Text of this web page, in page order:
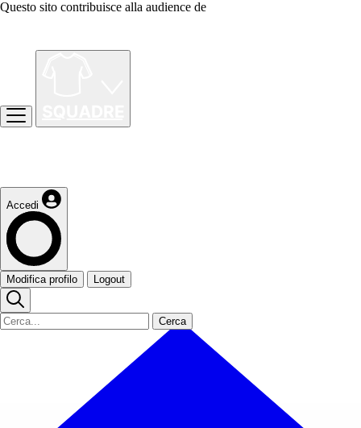
Questo sito contribuisce alla audience de
Accedi
Modifica profilo Logout
Cerca